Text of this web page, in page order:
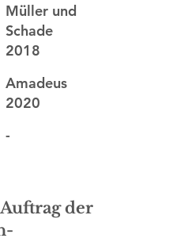
Müller und
Schade
2018
Amadeus
2020
-
der